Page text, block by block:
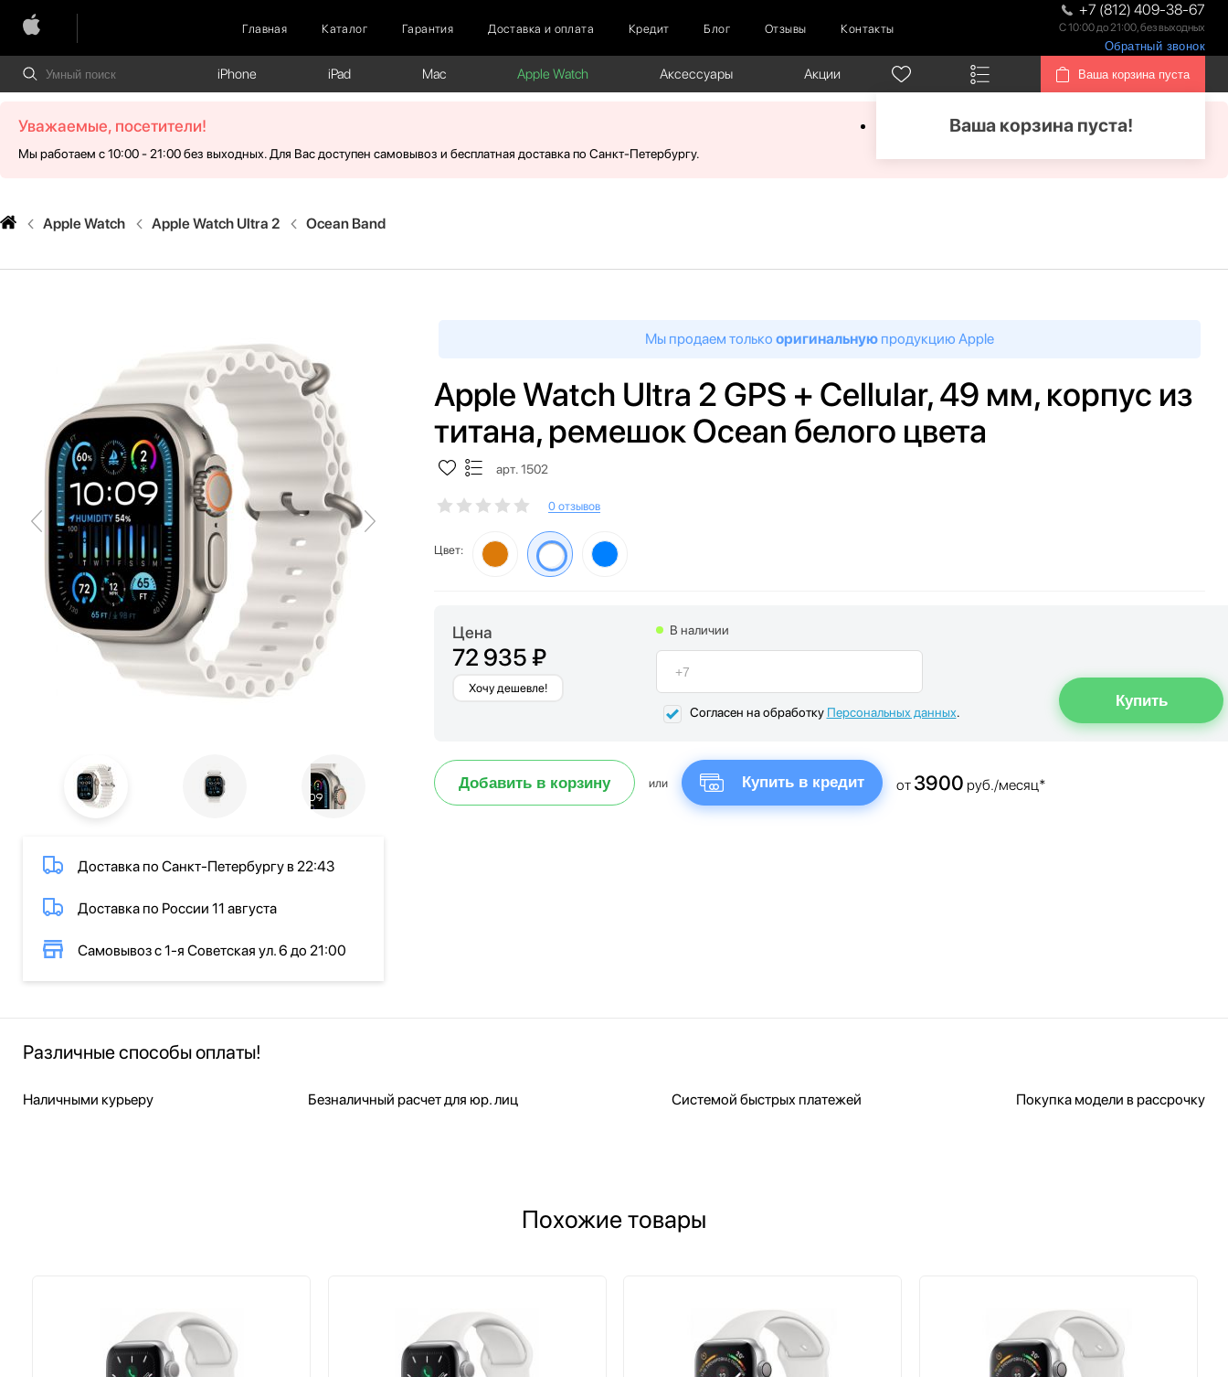
Главная Каталог Гарантия Доставка и оплата Кредит Блог Отзывы Контакты
+7 (812) 409-38-67
С 10:00 до 21:00, без выходных
Обратный звонок
iPhone iPad Mac Apple Watch Аксессуары Акции Ваша корзина пуста
Ваша корзина пуста!
Уважаемые, посетители!
Мы работаем с 10:00 - 21:00 без выходных. Для Вас доступен самовывоз и бесплатная доставка по Санкт-Петербургу.
Apple Watch Apple Watch Ultra 2 Ocean Band
Доставка по Санкт-Петербургу в 22:43
Доставка по России 11 августа
Самовывоз с 1-я Советская ул. 6 до 21:00
Мы продаем только оригинальную продукцию Apple
Apple Watch Ultra 2 GPS + Cellular, 49 мм, корпус из
титана, ремешок Ocean белого цвета
арт. 1502
0 отзывов
Цвет:
Цена
72 935 ₽
Хочу дешевле!
В наличии
Согласен на обработку Персональных данных.
Добавить в корзину или Купить в кредит от 3900 руб./месяц*
Различные способы оплаты!
Наличными курьеру Безналичный расчет для юр. лиц Системой быстрых платежей Покупка модели в рассрочку
Похожие товары